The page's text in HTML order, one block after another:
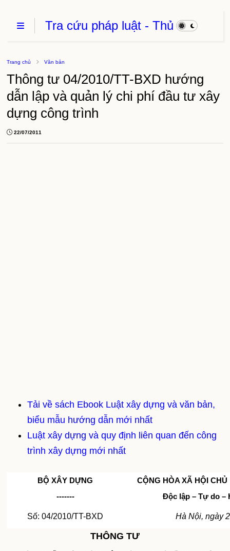
Tra cứu pháp luật - Thủ
thuật phần mềm
Trang chủ Văn bản
Thông tư 04/2010/TT-BXD hướng
dẫn lập và quản lý chi phí đầu tư xây
dựng công trình
22/07/2011
Tải về sách Ebook Luật xây dựng và văn bản,
biểu mẫu hướng dẫn mới nhất
Luật xây dựng và quy định liên quan đến công
trình xây dựng mới nhất
BỘ XÂY DỰNG
-------
CỘNG HÒA XÃ HỘI
Độc lập – Tự do –
Số: 04/2010/TT-BXD Hà Nội, ngày
THÔNG TƯ